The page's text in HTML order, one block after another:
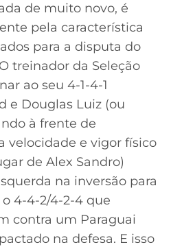
de muito novo, é
pela característica
para a disputa do
treinador da Seleção
ao seu 4-1-4-1
e Douglas Luiz (ou
à frente de
velocidade e vigor físico
de Alex Sandro)
na inversão para
4-4-2/4-2-4 que
contra um Paraguai
na defesa. E isso